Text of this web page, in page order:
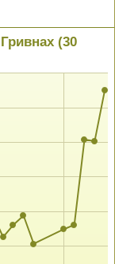
(30